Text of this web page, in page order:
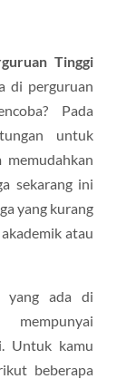
Tinggi
di perguruan
Pada
untuk
memudahkan
sekarang ini
yang kurang
atau
yang ada di
mempunyai
Untuk kamu
beberapa